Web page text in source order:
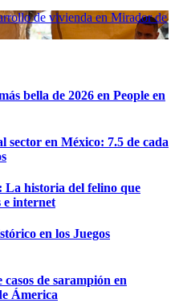
de vivienda en Mirador de
bella de 2026 en People en
sector en México: 7.5 de cada
historia del felino que
e internet
en los Juegos
de sarampión en
Ámerica